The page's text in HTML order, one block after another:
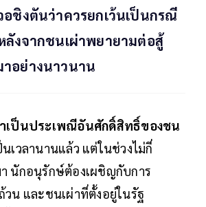
อชิงตันว่าควรยกเว้นเป็นกรณี
ลังจากชนเผ่าพยายามต่อสู้
อย่างนาวนาน
เป็นประเพณีอันศักดิ์สิทธิ์ของชน
นเวลานานแล้ว แต่ในช่วงไม่กี่
นักอนุรักษ์ต้องเผชิญกับการ
วน และชนเผ่าที่ตั้งอยู่ในรัฐ